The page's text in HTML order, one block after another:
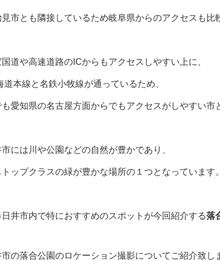
市とも隣接しているため岐阜県からのアクセスも比
道や高速道路のICからもアクセスしやすい上に、
道本線と名鉄小牧線が通っているため、
愛知県の名古屋方面からでもアクセスがしやすい市
には川や公園などの自然が豊かであり、
ップクラスの緑が豊かな場所の１つとなっています。
井市内で特におすすめのスポットが今回紹介する落
の落合公園のロケーション撮影についてご紹介致し